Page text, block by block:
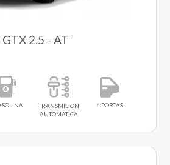
2.5 - AT
TRANSMISION
AUTOMATICA
4 PORTAS